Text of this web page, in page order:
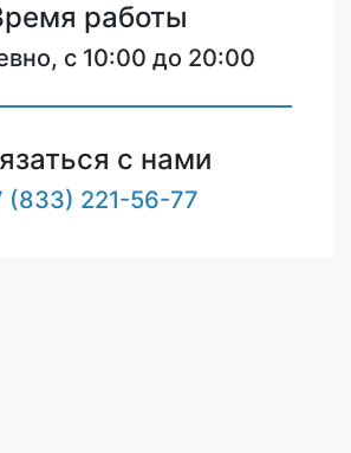
работы
с 10:00 до 20:00
с нами
(833) 221-56-77